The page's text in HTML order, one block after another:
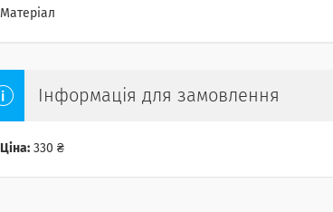
Матеріал
Інформація для замовлення
Ціна: 330 ₴